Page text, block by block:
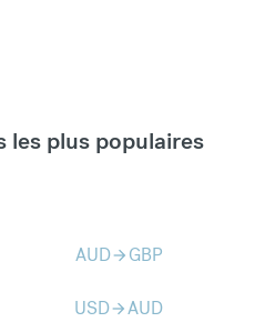
les plus populaires
AUDarrow_forward GBP
USDarrow_forwardAUD